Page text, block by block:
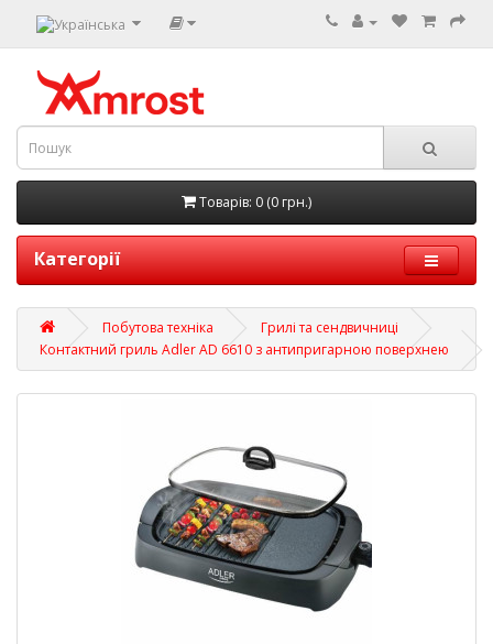
Товарів: 0 (0 грн.)
Категорії
Побутова техніка
Грилі та сендвичниці
Контактний гриль Adler AD 6610 з антипригарною поверхнею